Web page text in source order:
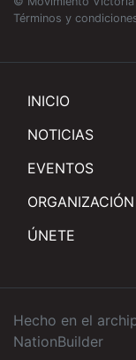
Términos y
INICIO
NOTICIAS
EVENTOS
ORGANIZACIÓN
ÚNETE
Hecho en el
NationBuilder